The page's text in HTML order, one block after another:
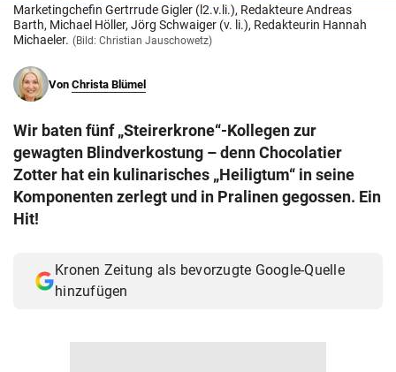
Marketingchefin Gertrrude Gigler (l2.v.li.), Redakteure Andreas
Barth, Michael Höller, Jörg Schwaiger (v. li.), Redakteurin Hannah
Michaeler. (Bild: Christian Jauschowetz)
Von Christa Blümel
Wir baten fünf „Steirerkrone“-Kollegen zur
gewagten Blindverkostung – denn Chocolatier
Zotter hat ein kulinarisches „Heiligtum“ in seine
Komponenten zerlegt und in Pralinen gegossen. Ein
Hit!
Kronen Zeitung als bevorzugte Google-Quelle
hinzufügen